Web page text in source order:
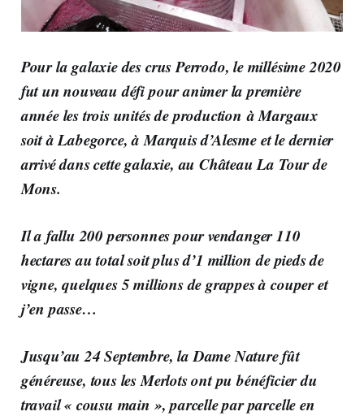
Pour la galaxie des crus Perrodo, le millésime 2020
fut un nouveau défi pour animer la première
année les trois unités de production à Margaux
soità Labegorce, à Marquisd’Alesmeet le dernier
arrivé dans cette galaxie,au Château La Tour de
Mons.
Il a fallu 200 personnes pour vendanger 110
hectares au total soit plus d’1 million de pieds de
vigne, quelques 5 millions de grappes à couper et
j’en passe…
Jusqu’au 24 Septembre, la Dame Nature fût
généreuse, tous les Merlots ont pu bénéficier du
travail « cousu main », parcelle par parcelle en